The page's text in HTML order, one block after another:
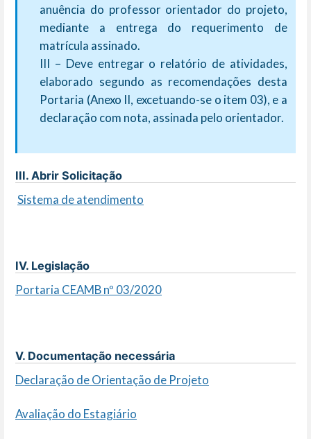
anuência do professor orientador do projeto,
mediante a entrega do requerimento de
matrícula assinado.
III – Deve entregar o relatório de atividades,
elaborado segundo as recomendações desta
Portaria (Anexo II, excetuando-se o item 03), e a
declaração com nota, assinada pelo orientador.
III. Abrir Solicitação
Sistema de atendimento
IV. Legislação
Portaria CEAMB nº 03/2020
V. Documentação necessária
Declaração de Orientação de Projeto
Avaliação do Estagiário